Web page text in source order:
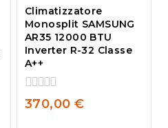
Climatizzatore
Monosplit SAMSUNG
AR35 12000 BTU
Inverter R-32 Classe
A++
0
370,00 €